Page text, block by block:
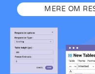
MERE OM